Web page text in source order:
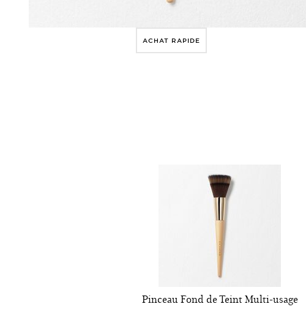
ACHAT RAPIDE
Pinceau Fond de Teint Multi-usage